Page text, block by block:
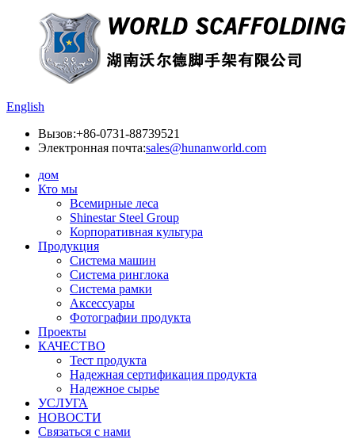
English
Вызов:+86-0731-88739521
Электронная почта:sales@hunanworld.com
дом
Кто мы
Всемирные леса
Shinestar Steel Group
Корпоративная культура
Продукция
Система машин
Система ринглока
Система рамки
Аксессуары
Фотографии продукта
Проекты
КАЧЕСТВО
Тест продукта
Надежная сертификация продукта
Надежное сырье
УСЛУГА
НОВОСТИ
Связаться с нами